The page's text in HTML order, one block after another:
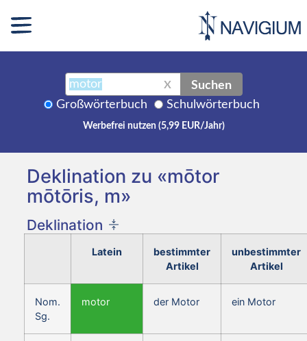
X Suchen
Großwörterbuch Schulwörterbuch
Werbefrei nutzen (5,99 EUR/Jahr)
Deklination zu «mōtor
mōtōris, m»
Deklination
Latein
bestimmter
Artikel
unbestimmter
Artikel
Nom.
Sg.
motor der Motor ein Motor